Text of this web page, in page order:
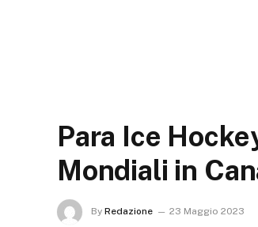
Para Ice
Mondiali in
By Redazione 23 Maggio 2023